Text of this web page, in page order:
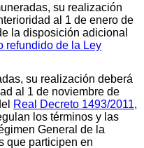
su realización
al 1 de enero de
la disposición adicional
refundido de la Ley
su realización deberá
al 1 de noviembre de
Real Decreto 1493/2011,
los términos y las
General de la
que participen en